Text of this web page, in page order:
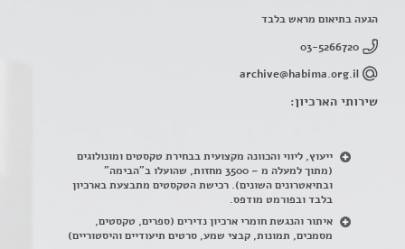
הגעה בתיאום מראש בלבד
03-5266720
archive@habima.org.il
שירותי הארכיון:
ייעוץ, ליווי והכוונה מקצועית בבחירת טקסטים ומונולוגים
(מתוך למעלה מ – 3500 מחזות, שהועלו ב"הבימה"
ובתיאטרונים השונים). רכישת הטקסטים מתבצעת בארכיון
בלבד ובפורמט מודפס.
איתור והנגשת חומרי ארכיון נדירים (ספרים, טקסטים,
מסמכים, תמונות, קבצי שמע, סרטים תיעודיים והיסטוריים)